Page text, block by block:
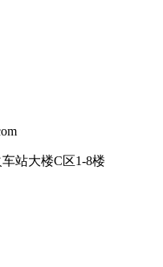
站大楼C区1-8楼